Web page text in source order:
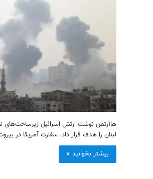
هاآرتص نوشت ارتش اسرائیل زیرساخت‌های
لبنان را هدف قرار داد. سفارت آمریکا در
بیشتر بخوانید »